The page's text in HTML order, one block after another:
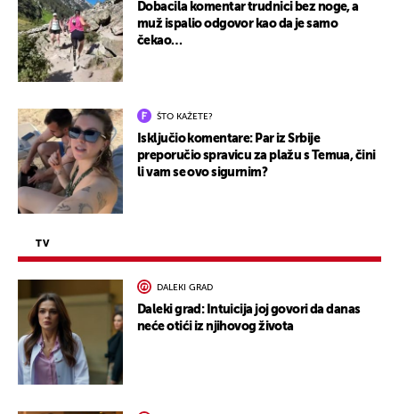
Dobacila komentar trudnici bez noge, a
muž ispalio odgovor kao da je samo
čekao…
ŠTO KAŽETE?
Isključio komentare: Par iz Srbije
preporučio spravicu za plažu s Temua, čini
li vam se ovo sigurnim?
TV
DALEKI GRAD
Daleki grad: Intuicija joj govori da danas
neće otići iz njihovog života